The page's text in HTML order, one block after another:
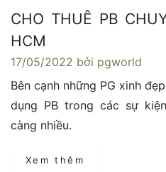
CHO THUÊ PB
HCM
17/05/2022 bởi pgworld
Bên cạnh những PG xinh
dụng PB trong các sự
càng nhiều.
Xem thêm